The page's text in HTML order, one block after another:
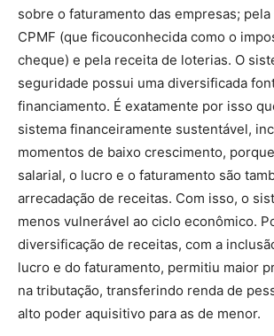
sobre o faturamento das empresas; pela
CPMF (que ficouconhecida como o
cheque) e pela receita de loterias. O
seguridade possui uma diversificada
financiamento. É exatamente por isso
sistema financeiramente sustentável,
momentos de baixo crescimento,
salarial, o lucro e o faturamento são
arrecadação de receitas. Com isso, o
menos vulnerável ao ciclo econômico.
diversificação de receitas, com a
lucro e do faturamento, permitiu maior
na tributação, transferindo renda de
alto poder aquisitivo para as de menor.